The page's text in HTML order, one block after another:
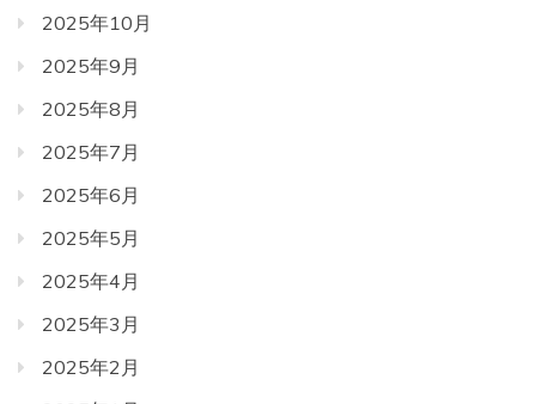
2025年10月
2025年9月
2025年8月
2025年7月
2025年6月
2025年5月
2025年4月
2025年3月
2025年2月